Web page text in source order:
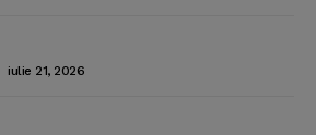
iulie 21, 2026